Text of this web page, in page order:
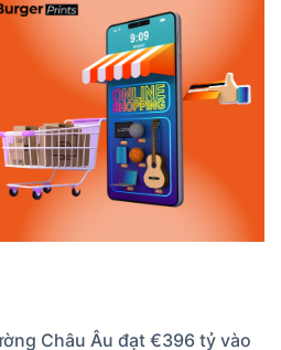
Châu Âu đạt €396 tỷ vào